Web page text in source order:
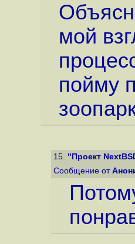
мой
пойму
15. "Проект
Сообщение от